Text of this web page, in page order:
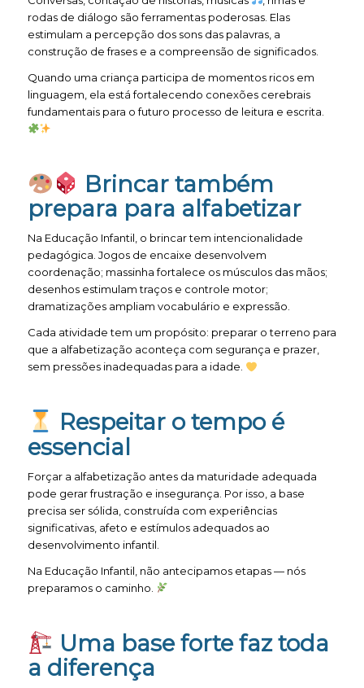
rodas de diálogo são ferramentas poderosas. Elas
estimulam a percepção dos sons das palavras, a
construção de frases e a compreensão de significados.
Quando uma criança participa de momentos ricos em
linguagem, ela está fortalecendo conexões cerebrais
fundamentais para o futuro processo de leitura e escrita.
Brincar também
prepara para alfabetizar
Na Educação Infantil, o brincar tem intencionalidade
pedagógica. Jogos de encaixe desenvolvem
coordenação; massinha fortalece os músculos das mãos;
desenhos estimulam traços e controle motor;
dramatizações ampliam vocabulário e expressão.
Cada atividade tem um propósito: preparar o terreno para
que a alfabetização aconteça com segurança e prazer,
sem pressões inadequadas para a idade.
Respeitar o tempo é
essencial
Forçar a alfabetização antes da maturidade adequada
pode gerar frustração e insegurança. Por isso, a base
precisa ser sólida, construída com experiências
significativas, afeto e estímulos adequados ao
desenvolvimento infantil.
Na Educação Infantil, não antecipamos etapas — nós
preparamos o caminho.
Uma base forte faz toda
a diferença